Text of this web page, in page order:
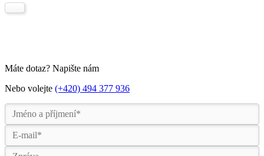
Máte dotaz? Napište nám
Nebo volejte (+420) 494 377 936